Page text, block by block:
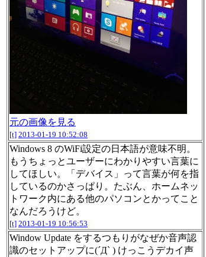
元の画像を見る
[t] 2013-01-19 10:52:08
Windows 8 のWiFi設定の日本語が意味不明。
もうちょっとユーザーにわかりやすい言葉に
してほしい。「デバイス」って言葉が何を指
しているのかさっぱり。たぶん、ホームネッ
トワーク内にある他のパソコンとかってこと
なんだろうけど。
[t] 2013-01-19 10:56:53
Window Update をするつもりがなぜか音声認
識のセットアップに(´Д` ) けっこうデカイ声